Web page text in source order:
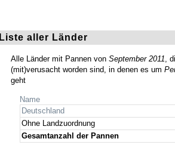
Liste aller Länder
Alle Länder mit Pannen von September 2011 ,
(mit)verusacht worden sind, in denen es um
geht
Name
Deutschland
Ohne Landzuordnung
Gesamtanzahl der Pannen